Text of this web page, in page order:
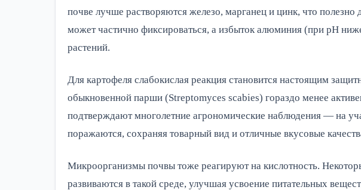
почве лучше растворяются железо, марганец и цинк, что
может частично фиксироваться, а избыток алюминия (при pH
растений.
Для картофеля слабокислая реакция становится настоящим
обыкновенной парши (Streptomyces scabies) гораздо менее
подтверждают многолетние агрономические наблюдения — на
поражаются, сохраняя товарный вид и отличные вкусовые
Микроорганизмы почвы тоже реагируют на кислотность.
развиваются в такой среде, улучшая усвоение питательных